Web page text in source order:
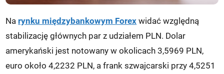
Na rynku międzybankowym Forex widać względną
stabilizację głównych par z udziałem PLN. Dolar
amerykański jest notowany w okolicach 3,5969 PLN,
euro około 4,2232 PLN, a frank szwajcarski przy 4,5251